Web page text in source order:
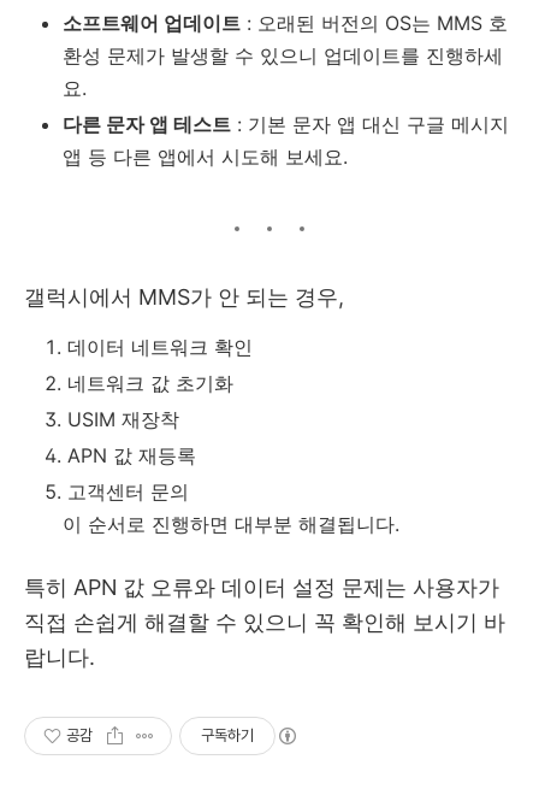
소프트웨어 업데이트 : 오래된 버전의 OS는 MMS 호
환성 문제가 발생할 수 있으니 업데이트를 진행하세
요.
다른 문자 앱 테스트 : 기본 문자 앱 대신 구글 메시지
앱 등 다른 앱에서 시도해 보세요.
갤럭시에서 MMS가 안 되는 경우,
데이터 네트워크 확인
네트워크 값 초기화
USIM 재장착
APN 값 재등록
고객센터 문의
이 순서로 진행하면 대부분 해결됩니다.
특히 APN 값 오류와 데이터 설정 문제는 사용자가
직접 손쉽게 해결할 수 있으니 꼭 확인해 보시기 바
랍니다.
공감 구독하기